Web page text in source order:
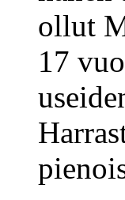
ollut
17